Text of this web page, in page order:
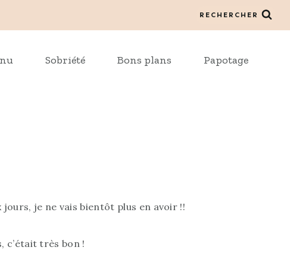
RECHERCHER
Sobriété Bons plans Papotage
jours, je ne vais bientôt plus en avoir !!
c’était très bon !